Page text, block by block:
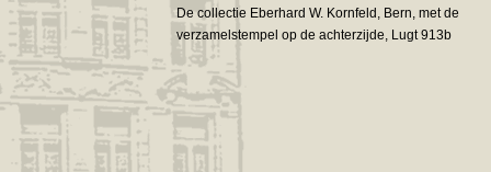
De collectie Eberhard W. Kornfeld, Bern, met de
verzamelstempel op de achterzijde, Lugt 913b